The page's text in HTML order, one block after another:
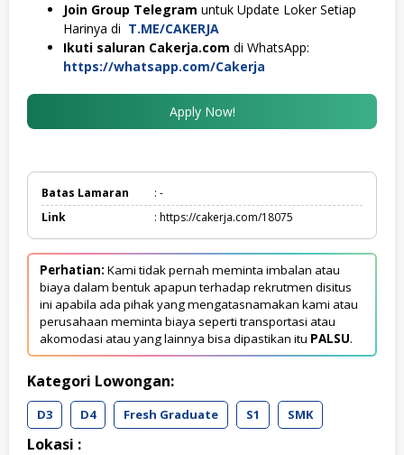
Join Group Telegram untuk Update Loker Setiap
Harinya di T.ME/CAKERJA
Ikuti saluran Cakerja.com di WhatsApp:
https://whatsapp.com/Cakerja
Apply Now!
Batas Lamaran
: -
Link
: https://cakerja.com/18075
Perhatian: Kami tidak pernah meminta imbalan atau
biaya dalam bentuk apapun terhadap rekrutmen disitus
ini apabila ada pihak yang mengatasnamakan kami atau
perusahaan meminta biaya seperti transportasi atau
akomodasi atau yang lainnya bisa dipastikan itu PALSU.
Kategori Lowongan:
D3 D4 Fresh Graduate S1 SMK
Lokasi :